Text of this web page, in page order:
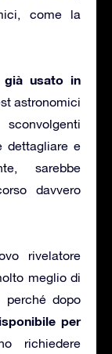
come la
già usato in
astronomici
dettagliare e
sarebbe
davvero
rivelatore
meglio di
dopo
per
richiedere